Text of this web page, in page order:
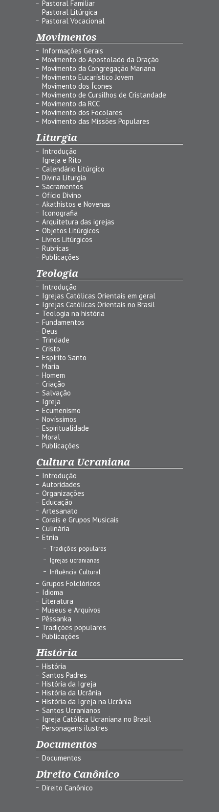
Pastoral Familiar
Pastoral Litúrgica
Pastoral Vocacional
Movimentos
Informações Gerais
Movimento do Apostolado da Oração
Movimento da Congregação Mariana
Movimento Eucarístico Jovem
Movimento dos Ícones
Movimento de Cursilhos de Cristandade
Movimento da RCC
Movimento dos Focolares
Movimento das Missões Populares
Liturgia
Introdução
Igreja e Rito
Calendário Litúrgico
Divina Liturgia
Sacramentos
Ofício Divino
Akathistos e Novenas
Iconografia
Arquitetura das igrejas
Objetos Litúrgicos
Livros Litúrgicos
Rubricas
Publicações
Teologia
Introdução
Igrejas Católicas Orientais em geral
Igrejas Católicas Orientais no Brasil
Teologia na história
Fundamentos
Deus
Trindade
Cristo
Espírito Santo
Maria
Homem
Criação
Salvação
Igreja
Ecumenismo
Novíssimos
Espiritualidade
Moral
Publicações
Cultura Ucraniana
Introdução
Autoridades
Organizações
Educação
Artesanato
Corais e Grupos Musicais
Culinária
Etnia
Tradições populares
Igrejas ucranianas
Influência Cultural
Grupos Folclóricos
Idioma
Literatura
Museus e Arquivos
Pêssanka
Tradições populares
Publicações
História
História
Santos Padres
História da Igreja
História da Ucrânia
História da Igreja na Ucrânia
Santos Ucranianos
Igreja Católica Ucraniana no Brasil
Personagens ilustres
Documentos
Documentos
Direito Canônico
Direito Canônico